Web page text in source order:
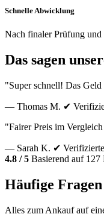
Schnelle Abwicklung
Nach finaler Prüfung
Das sagen
"Super schnell! Das
— Thomas M. ✔
"Fairer Preis im
— Sarah K. ✔
4.8 / 5 Basierend auf 127
Häufige
Alles zum Ankauf auf